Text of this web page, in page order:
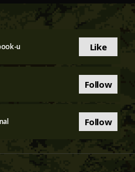
u Like
Follow
Follow